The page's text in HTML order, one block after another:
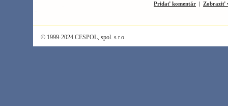
Pridať komentár | Zobraziť
© 1999-2024 CESPOL, spol. s r.o.